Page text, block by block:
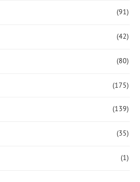
(91)
(42)
(80)
(175)
(139)
(35)
(1)